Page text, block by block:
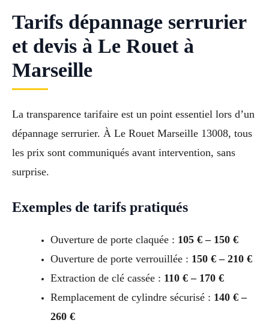
Tarifs dépannage serrurier
et devis à Le Rouet à
Marseille
La transparence tarifaire est un point essentiel lors d’un
dépannage serrurier. À Le Rouet Marseille 13008, tous
les prix sont communiqués avant intervention, sans
surprise.
Exemples de tarifs pratiqués
Ouverture de porte claquée : 105 € – 150 €
Ouverture de porte verrouillée : 150 € – 210 €
Extraction de clé cassée : 110 € – 170 €
Remplacement de cylindre sécurisé : 140 € –
260 €